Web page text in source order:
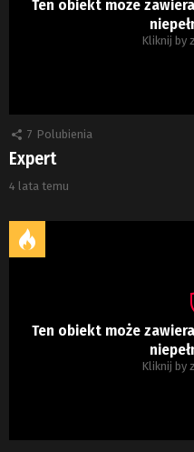
Ten obiekt może
Kliknij by
7 Polubienia
Expert
4 lata temu
Ten obiekt może
Kliknij by